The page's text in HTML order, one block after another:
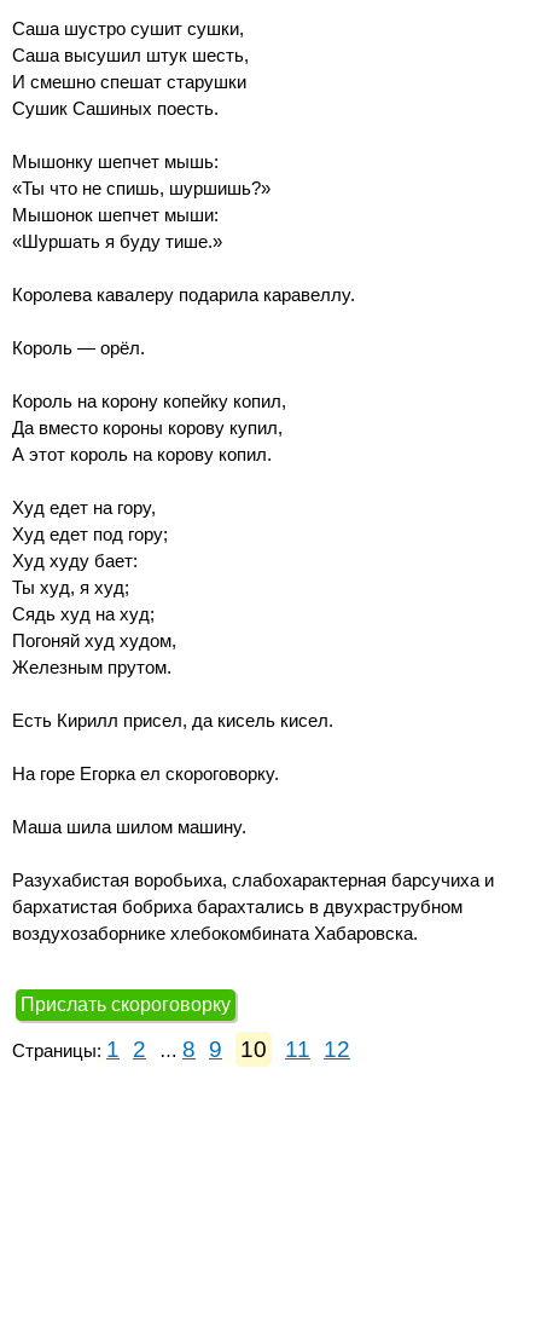
Саша шустро сушит сушки,
Саша высушил штук шесть,
И смешно спешат старушки
Сушик Сашиных поесть.
Мышонку шепчет мышь:
«Ты что не спишь, шуршишь?»
Мышонок шепчет мыши:
«Шуршать я буду тише.»
Королева кавалеру подарила каравеллу.
Король — орёл.
Король на корону копейку копил,
Да вместо короны корову купил,
А этот король на корову копил.
Худ едет на гору,
Худ едет под гору;
Худ худу бает:
Ты худ, я худ;
Сядь худ на худ;
Погоняй худ худом,
Железным прутом.
Есть Кирилл присел, да кисель кисел.
На горе Егорка ел скороговорку.
Маша шила шилом машину.
Разухабистая воробьиха, слабохарактерная барсучиха и
бархатистая бобриха барахтались в двухраструбном
воздухозаборнике хлебокомбината Хабаровска.
Прислать скороговорку
Страницы: 1 2 … 8 9 10 11 12